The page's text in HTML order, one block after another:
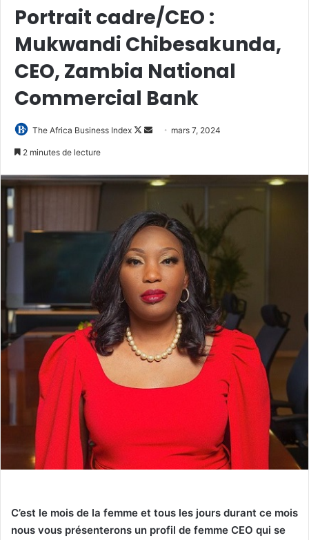
Portrait cadre/CEO :
Mukwandi Chibesakunda,
CEO, Zambia National
Commercial Bank
The Africa Business Index
Follow
Envoyermars 7, 2024
2 minutes de lecture
C’est le mois de la femme et tous les jours durant ce mois
nous vous présenterons un profil de femme CEO qui se